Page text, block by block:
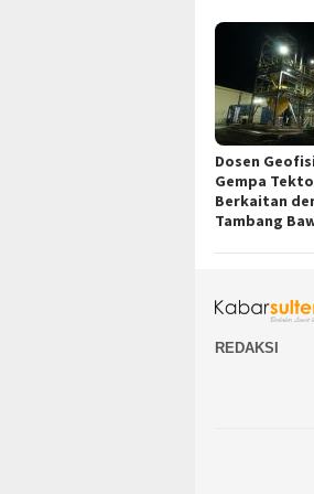
Dosen
Gempa
Berkaitan
Tambang
REDAKSI